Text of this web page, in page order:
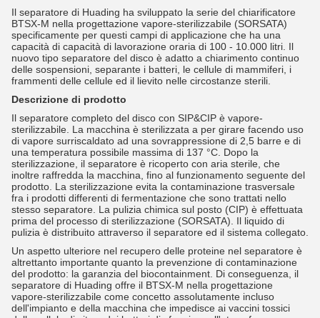
Il separatore di Huading ha sviluppato la serie del chiarificatore
BTSX-M nella progettazione vapore-sterilizzabile (SORSATA)
specificamente per questi campi di applicazione che ha una
capacità di capacità di lavorazione oraria di 100 - 10.000 litri. Il
nuovo tipo separatore del disco è adatto a chiarimento continuo
delle sospensioni, separante i batteri, le cellule di mammiferi, i
frammenti delle cellule ed il lievito nelle circostanze sterili.
Descrizione di prodotto
Il separatore completo del disco con SIP&CIP è vapore-
sterilizzabile. La macchina è sterilizzata a per girare facendo uso
di vapore surriscaldato ad una sovrappressione di 2,5 barre e di
una temperatura possibile massima di 137 °C. Dopo la
sterilizzazione, il separatore è ricoperto con aria sterile, che
inoltre raffredda la macchina, fino al funzionamento seguente del
prodotto. La sterilizzazione evita la contaminazione trasversale
fra i prodotti differenti di fermentazione che sono trattati nello
stesso separatore. La pulizia chimica sul posto (CIP) è effettuata
prima del processo di sterilizzazione (SORSATA). Il liquido di
pulizia è distribuito attraverso il separatore ed il sistema collegato.
Un aspetto ulteriore nel recupero delle proteine nel separatore è
altrettanto importante quanto la prevenzione di contaminazione
del prodotto: la garanzia del biocontainment. Di conseguenza, il
separatore di Huading offre il BTSX-M nella progettazione
vapore-sterilizzabile come concetto assolutamente incluso
dell'impianto e della macchina che impedisce ai vaccini tossici